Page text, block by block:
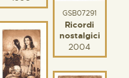
GSB07291
Ricordi
nostalgici
2004